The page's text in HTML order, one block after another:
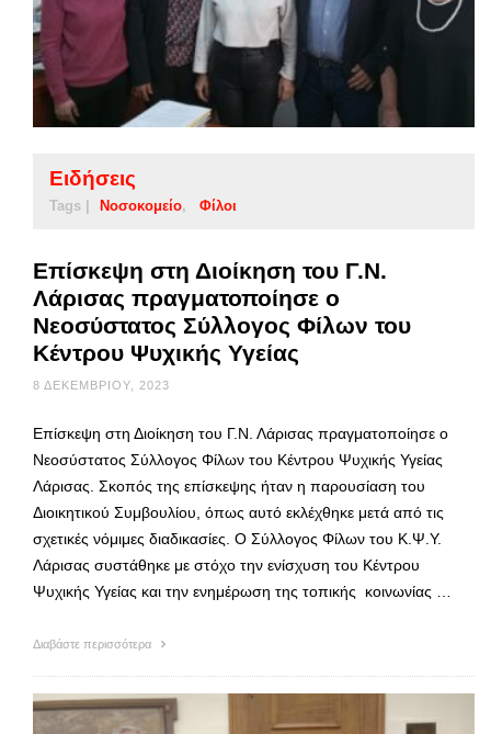
Ειδήσεις
Tags | Νοσοκομείο Φίλοι
Επίσκεψη στη Διοίκηση του Γ.Ν.
Λάρισας πραγματοποίησε ο
Νεοσύστατος Σύλλογος Φίλων του
Κέντρου Ψυχικής Υγείας
8 ΔΕΚΕΜΒΡΊΟΥ, 2023
Επίσκεψη στη Διοίκηση του Γ.Ν. Λάρισας πραγματοποίησε ο
Νεοσύστατος Σύλλογος Φίλων του Κέντρου Ψυχικής Υγείας
Λάρισας. Σκοπός της επίσκεψης ήταν η παρουσίαση του
Διοικητικού Συμβουλίου, όπως αυτό εκλέχθηκε μετά από τις
σχετικές νόμιμες διαδικασίες. Ο Σύλλογος Φίλων του Κ.Ψ.Υ.
Λάρισας συστάθηκε με στόχο την ενίσχυση του Κέντρου
Ψυχικής Υγείας και την ενημέρωση της τοπικής κοινωνίας …
Διαβάστε περισσότερα